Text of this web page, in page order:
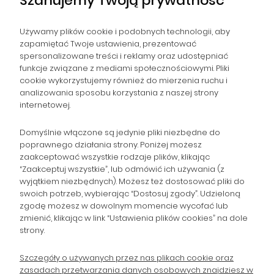
NAWIGACJA
POMOC
ZAMÓWIENIA
POPULARNE KATEGORIE
Gromadzka 46
Zapisz się na Newsletter i
Używamy plików cookie i podobnych technologii, aby
zapamiętać Twoje ustawienia, prezentować
spersonalizowane treści i reklamy oraz udostępniać
funkcje związane z mediami społecznościowymi. Pliki
cookie wykorzystujemy również do mierzenia ruchu i
analizowania sposobu korzystania z naszej strony
internetowej.
Domyślnie włączone są jedynie pliki niezbędne do
poprawnego działania strony. Poniżej możesz
zaakceptować wszystkie rodzaje plików, klikając
“Zaakceptuj wszystkie”, lub odmówić ich używania (z
wyjątkiem niezbędnych). Możesz też dostosować pliki do
swoich potrzeb, wybierając “Dostosuj zgody”. Udzieloną
zgodę możesz w dowolnym momencie wycofać lub
zmienić, klikając w link “Ustawienia plików cookies” na dole
strony.
Szczegóły o używanych przez nas plikach cookie oraz
zasadach przetwarzania danych osobowych znajdziesz w